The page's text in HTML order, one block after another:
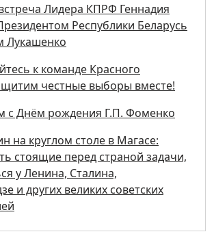
Лидера КПРФ Геннадия
Республики Беларусь
Лукашенко
к команде Красного
честные выборы вместе!
с Днём рождения Г.П. Фоменко
на круглом столе в Магасе:
стоящие перед страной задачи,
у Ленина, Сталина,
и других великих советских